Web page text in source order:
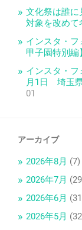
文化祭は誰に
対象を改めて
インスタ・
甲子園特別編
インスタ・
月1日 埼玉県
01
アーカイブ
2026年8月 (7)
2026年7月
2026年6月
2026年5月